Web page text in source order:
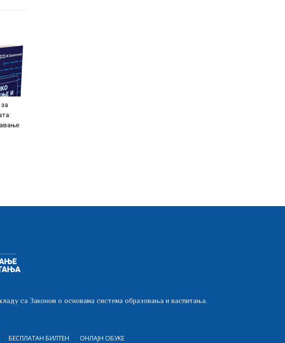
са Законом о основама система образовања и васпитања.
БЕСПЛАТАН БИЛТЕН ОНЛАЈН ОБУКЕ